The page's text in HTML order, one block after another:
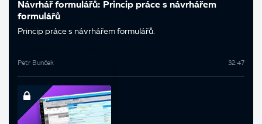
Návrhář formulářů: Princip práce s návrhářem
formulářů
Princip práce s návrhářem formulářů.
Petr Bunček 32:47